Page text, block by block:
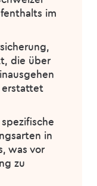
im
die über
erstattet
in
was vor
zu